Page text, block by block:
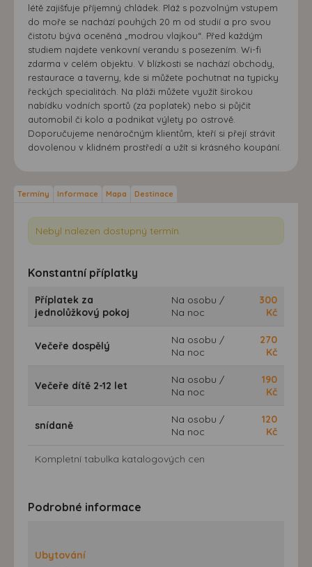
létě zajišťuje příjemný chládek. Pláž s pozvolným vstupem
do moře se nachází pouhých 20 m od studií a pro svou
čistotu bývá oceněná „modrou vlajkou“. Před každým
studiem najdete venkovní verandu s posezením. Wi-fi
zdarma v celém objektu. V blízkosti se nachází obchody,
restaurace a taverny, kde si můžete pochutnat na typicky
řeckých specialitách. Na pláži můžete využít širokou
nabídku vodních sportů (za poplatek) nebo si půjčit
automobil či kolo a podnikat výlety po ostrově.
Doporučujeme nenáročným klientům, kteří si přejí strávit
dovolenou v klidném prostředí a užít si krásného koupání.
Termíny Informace Mapa Destinace
Nebyl nalezen dostupný termín.
Konstantní příplatky
Příplatek za
jednolůžkový pokoj
Na osobu /
Na noc
300
Kč
Večeře dospělý
Na osobu /
Na noc
270
Kč
Večeře dítě 2-12 let
Na osobu /
Na noc
190
Kč
snídaně
Na osobu /
Na noc
120
Kč
Kompletní tabulka katalogových cen
Podrobné informace
Ubytování